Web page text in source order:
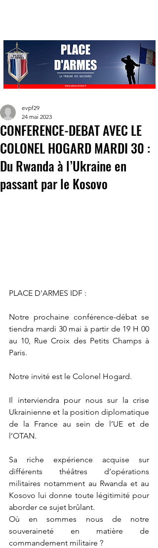
CONFERENCE-DEBAT AVEC LE
COLONEL HOGARD MARDI 30 :
Du Rwanda à l’Ukraine en
passant par le Kosovo
evpf29
24 mai 2023
PLACE D'ARMES IDF :
Notre prochaine conférence-débat se
tiendra mardi 30 mai à partir de 19 H 00
au 10, Rue Croix des Petits Champs à
Paris.
Notre invité est le Colonel Hogard.
Il interviendra pour nous sur la crise
Ukrainienne et la position diplomatique
de la France au sein de l’UE et de
l’OTAN.
Sa riche expérience acquise sur
différents théâtres d’opérations
militaires notamment au Rwanda et au
Kosovo lui donne toute légitimité pour
aborder ce sujet brûlant.
Où en sommes nous de notre
souveraineté en matière de
commandement militaire ?